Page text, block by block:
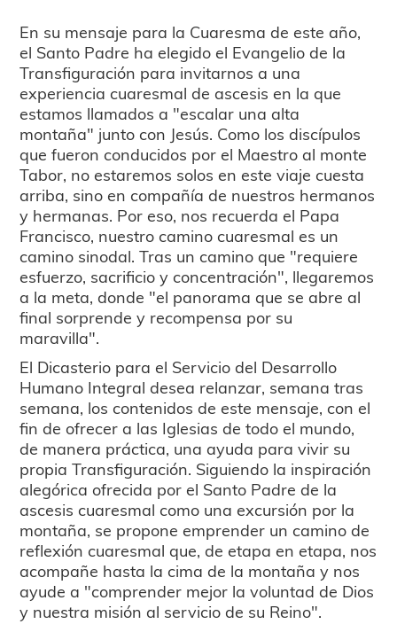
En su mensaje para la Cuaresma de este año,
el Santo Padre ha elegido el Evangelio de la
Transfiguración para invitarnos a una
experiencia cuaresmal de ascesis en la que
estamos llamados a "escalar una alta
montaña" junto con Jesús. Como los discípulos
que fueron conducidos por el Maestro al monte
Tabor, no estaremos solos en este viaje cuesta
arriba, sino en compañía de nuestros hermanos
y hermanas. Por eso, nos recuerda el Papa
Francisco, nuestro camino cuaresmal es un
camino sinodal. Tras un camino que "requiere
esfuerzo, sacrificio y concentración", llegaremos
a la meta, donde "el panorama que se abre al
final sorprende y recompensa por su
maravilla".
El Dicasterio para el Servicio del Desarrollo
Humano Integral desea relanzar, semana tras
semana, los contenidos de este mensaje, con el
fin de ofrecer a las Iglesias de todo el mundo,
de manera práctica, una ayuda para vivir su
propia Transfiguración. Siguiendo la inspiración
alegórica ofrecida por el Santo Padre de la
ascesis cuaresmal como una excursión por la
montaña, se propone emprender un camino de
reflexión cuaresmal que, de etapa en etapa, nos
acompañe hasta la cima de la montaña y nos
ayude a "comprender mejor la voluntad de Dios
y nuestra misión al servicio de su Reino".